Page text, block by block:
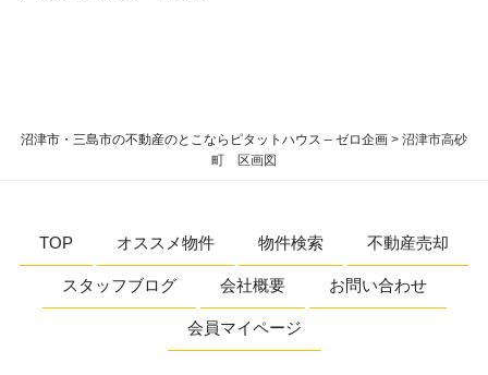
沼津市・三島市の不動産のとこならピタットハウス – ゼロ企画 > 沼津市高砂
町 区画図
TOP オススメ物件 物件検索 不動産売却
スタッフブログ 会社概要 お問い合わせ
会員マイページ